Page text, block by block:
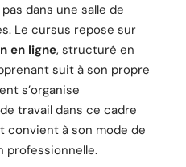
dans une salle de
Le cursus repose sur
en ligne, structuré en
suit à son propre
s’organise
travail dans ce cadre
convient à son mode de
professionnelle.